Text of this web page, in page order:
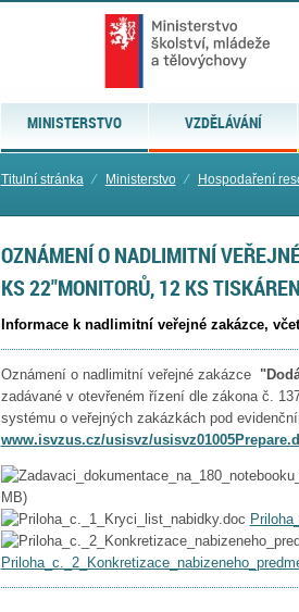
MINISTERSTVO VZDĚLÁVÁNÍ
Titulní stránka ⁄ Ministerstvo ⁄ Hospodaření
OZNÁMENÍ O NADLIMITNÍ
KS 22"MONITORŮ, 12 KS
Informace k nadlimitní veřejné zakázce,
Oznámení o nadlimitní veřejné zakázce
zadávané v otevřeném řízení dle zákona č.
systému o veřejných zakázkách pod
www.isvzus.cz/usisvz/
MB)